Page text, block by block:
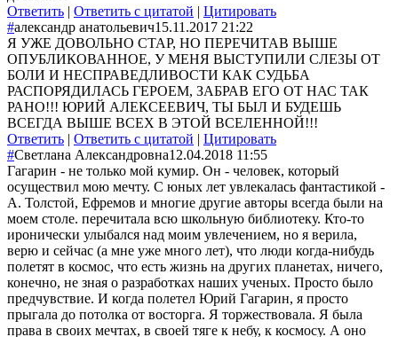
Ответить | Ответить с цитатой | Цитировать
#александр анатольевич15.11.2017 21:22
Я УЖЕ ДОВОЛЬНО СТАР, НО ПЕРЕЧИТАВ ВЫШЕ
ОПУБЛИКОВАННОЕ, У МЕНЯ ВЫСТУПИЛИ СЛЕЗЫ ОТ
БОЛИ И НЕСПРАВЕДЛИВОСТИ КАК СУДЬБА
РАСПОРЯДИЛАСЬ ГЕРОЕМ, ЗАБРАВ ЕГО ОТ НАС ТАК
РАНО!!! ЮРИЙ АЛЕКСЕЕВИЧ, ТЫ БЫЛ И БУДЕШЬ
ВСЕГДА ВЫШЕ ВСЕХ В ЭТОЙ ВСЕЛЕННОЙ!!!
Ответить | Ответить с цитатой | Цитировать
#Светлана Александровна12.04.2018 11:55
Гагарин - не только мой кумир. Он - человек, который
осуществил мою мечту. С юных лет увлекалась фантастикой -
А. Толстой, Ефремов и многие другие авторы всегда были на
моем столе. перечитала всю школьную библиотеку. Кто-то
иронически улыбался над моим увлечением, но я верила,
верю и сейчас (а мне уже много лет), что люди когда-нибудь
полетят в космос, что есть жизнь на других планетах, ничего,
конечно, не зная о разработках наших ученых. Просто было
предчувствие. И когда полетел Юрий Гагарин, я просто
прыгала до потолка от восторга. Я торжествовала. Я была
права в своих мечтах, в своей тяге к небу, к космосу. А оно